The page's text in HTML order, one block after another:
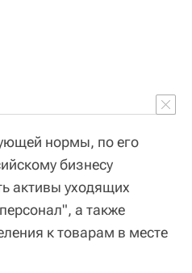
нормы, по его
бизнесу
активы уходящих
а также
к товарам в месте